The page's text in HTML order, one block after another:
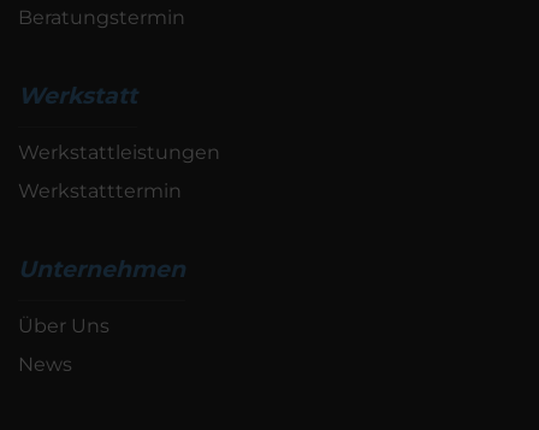
Beratungstermin
Werkstatt
Werkstattleistungen
Werkstatttermin
Unternehmen
Über Uns
News